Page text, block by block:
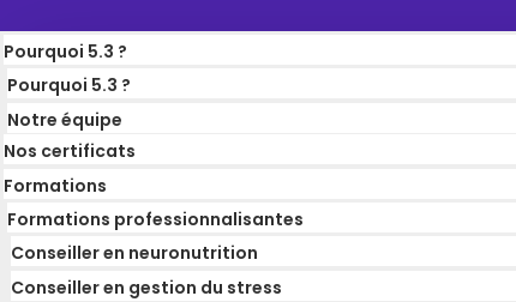
Pourquoi 5.3 ?
Pourquoi 5.3 ?
Notre équipe
Nos certificats
Formations
Formations professionnalisantes
Conseiller en neuronutrition
Conseiller en gestion du stress